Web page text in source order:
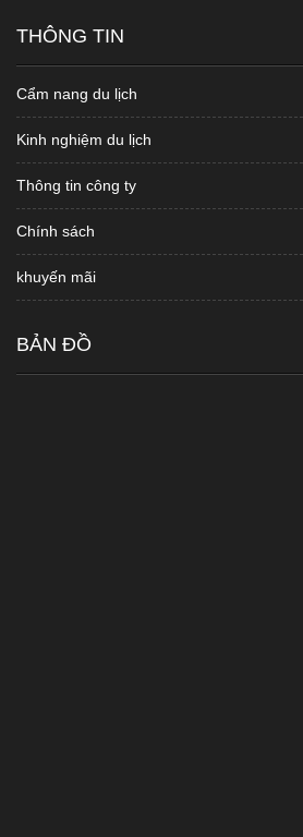
THÔNG TIN
Cẩm nang du lịch
Kinh nghiệm du lịch
Thông tin công ty
Chính sách
khuyến mãi
BẢN ĐỒ